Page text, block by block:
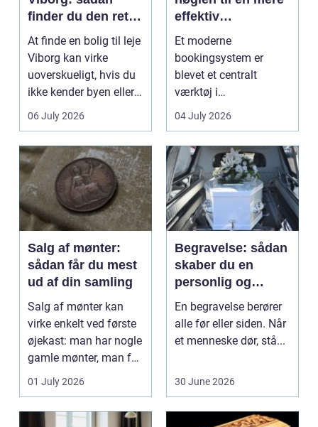
finder du den rette
lejlighed
At finde en bolig til leje
Viborg kan virke
uoverskueligt, hvis du
ikke kender byen eller
det lokale...
06 July 2026
effektiv
klinikhverdag
Et moderne
bookingsystem er
blevet et centralt
værktøj i
sundhedssektoren.
Klinikker, praksis og
beh...
04 July 2026
Salg af mønter:
sådan får du mest
ud af din samling
Salg af mønter kan
virke enkelt ved første
øjekast: man har nogle
gamle mønter, man får
dem vurderet...
01 July 2026
Begravelse: sådan
skaber du en
personlig og
respektfuld afsked
En begravelse berører
alle før eller siden. Når
et menneske dør, stå...
30 June 2026